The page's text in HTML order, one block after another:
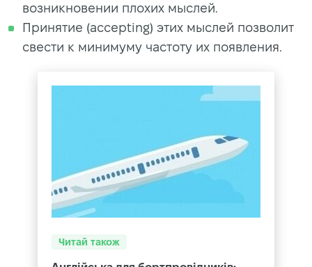
возникновении плохих мыслей.
Принятие (accepting) этих мыслей позволит
свести к минимуму частоту их появления.
Читай також